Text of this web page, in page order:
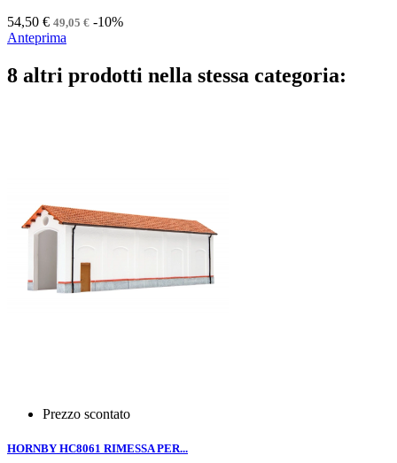
54,50 € 49,05 € -10%
Anteprima
8 altri prodotti nella stessa categoria:
Prezzo scontato
HORNBY HC8061 RIMESSA PER...